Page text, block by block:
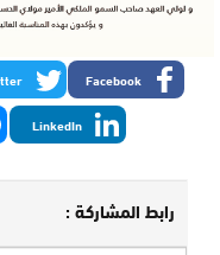
Facebook
LinkedIn
رابط المشاركة :